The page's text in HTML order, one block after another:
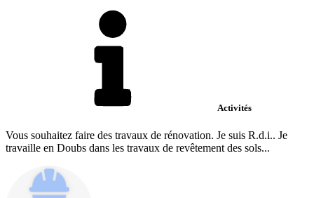
Activités
Vous souhaitez faire des travaux de rénovation. Je suis R.d.i.. Je
travaille en Doubs dans les travaux de revêtement des sols...